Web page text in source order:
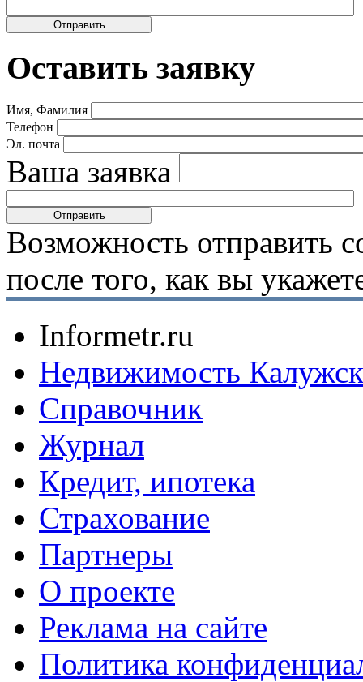
Оставить заявку
Имя, Фамилия
Телефон
Эл. почта
Ваша заявка
Возможность отправить
после того, как вы
Informetr.ru
Недвижимость
Справочник
Журнал
Кредит, ипотека
Страхование
Партнеры
O проекте
Реклама на сайте
Политика